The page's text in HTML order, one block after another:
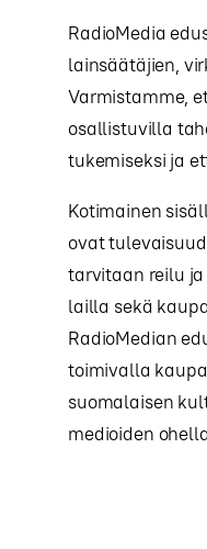
RadioMedia
lainsäätäjien,
Varmistamme,
osallistuvilla
tukemiseksi ja
Kotimainen
ovat
tarvitaan reilu
lailla sekä
RadioMedian
toimivalla
suomalaisen
medioiden